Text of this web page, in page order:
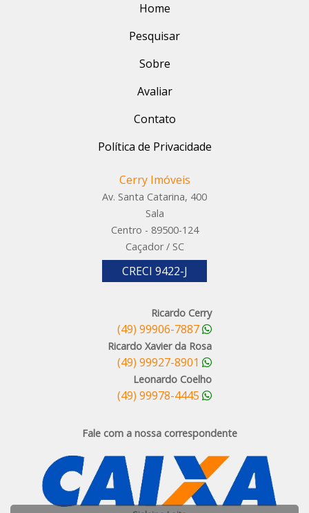
Home
Pesquisar
Sobre
Avaliar
Contato
Política de Privacidade
Cerry Imóveis
Av. Santa Catarina, 400
Sala
Centro - 89500-124
Caçador / SC
CRECI 9422-J
Ricardo Cerry
(49) 99906-7887
Ricardo Xavier da Rosa
(49) 99927-8901
Leonardo Coelho
(49) 99978-4445
Fale com a nossa correspondente